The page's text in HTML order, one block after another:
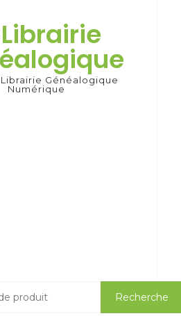
Généalogique
Numérique
Recherche